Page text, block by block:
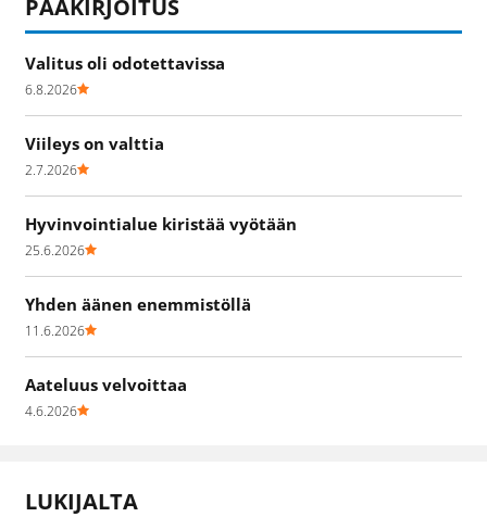
PÄÄKIRJOITUS
Valitus oli odotettavissa
6.8.2026
Viileys on valttia
2.7.2026
Hyvinvointialue kiristää vyötään
25.6.2026
Yhden äänen enemmistöllä
11.6.2026
Aateluus velvoittaa
4.6.2026
LUKIJALTA